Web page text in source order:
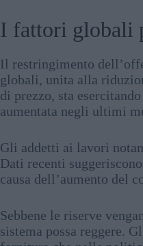
I fattori globali
Il restringimento
globali, unita alla
di prezzo, sta
aumentata negli ultimi
Gli addetti ai lavori
Dati recenti
causa dell’aumento del
Sebbene le riserve
sistema possa reggere.